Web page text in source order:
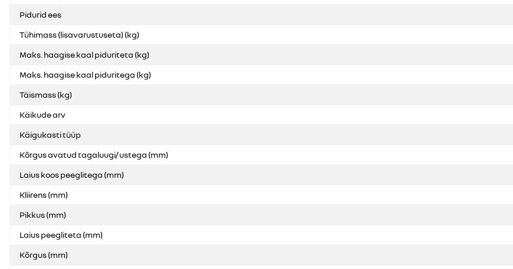
Pidurid ees
Tühimass (lisavarustuseta) (kg)
Maks. haagise kaal piduriteta (kg)
Maks. haagise kaal piduritega (kg)
Täismass (kg)
Käikude arv
Käigukasti tüüp
Kõrgus avatud tagaluugi/ ustega (mm)
Laius koos peeglitega (mm)
Kliirens (mm)
Pikkus (mm)
Laius peegliteta (mm)
Kõrgus (mm)